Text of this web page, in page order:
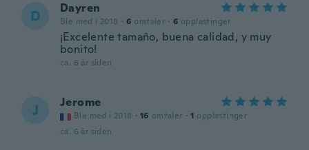
D Dayren
Ble med i 2018 · 6 omtaler · 6 opplastinger
¡Excelente tamaño, buena calidad, y muy
bonito!
ca. 6 år siden
J Jerome
Ble med i 2018 · 16 omtaler · 1 opplastinger
ca. 6 år siden